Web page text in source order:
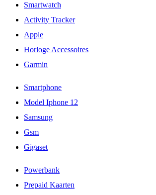
Smartwatch
Activity Tracker
Apple
Horloge Accessoires
Garmin
Smartphone
Model Iphone 12
Samsung
Gsm
Gigaset
Powerbank
Prepaid Kaarten